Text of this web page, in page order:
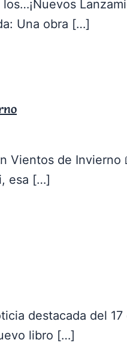
Una obra […]
Vientos de Invierno
esa […]
destacada del
libro […]